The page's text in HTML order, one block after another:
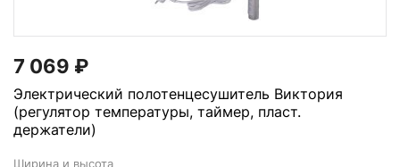
7 069 ₽
Электрический полотенцесушитель Виктория
(регулятор температуры, таймер, пласт.
держатели)
Ширина и высота